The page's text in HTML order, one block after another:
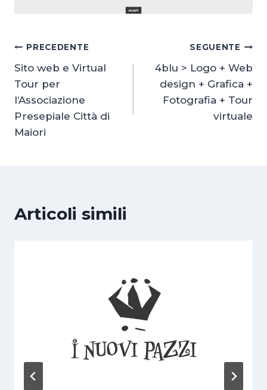
Navigazione
articoli
PRECEDENTE
Sito web e Virtual
Tour per
l’Associazione
Presepiale Città di
Maiori
SEGUENTE
4blu > Logo + Web
design + Grafica +
Fotografia + Tour
virtuale
Articoli simili